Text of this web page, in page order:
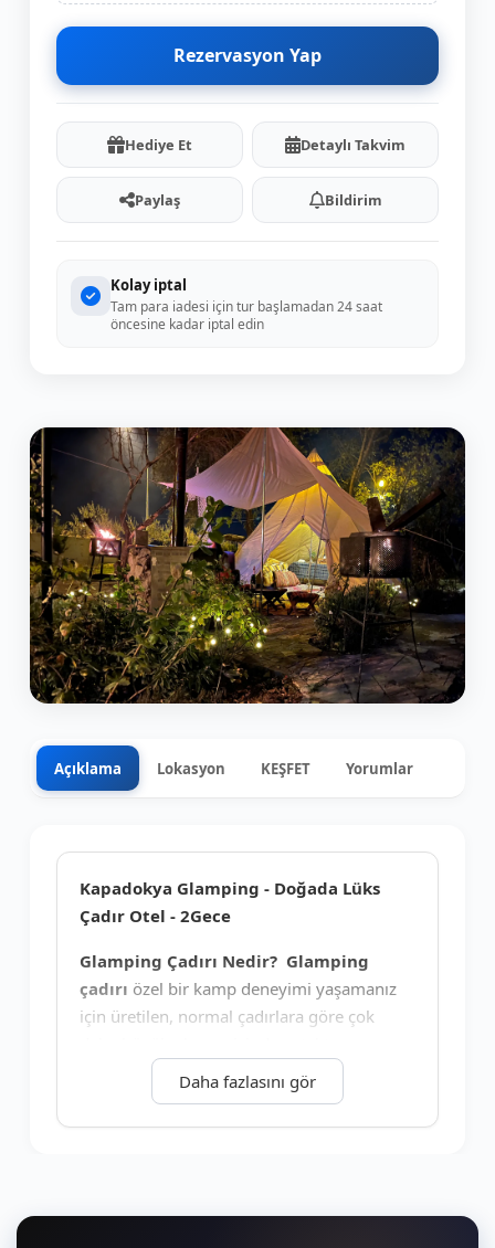
+8
Açıklama Lokasyon KEŞFET Yorumlar
Kapadokya Glamping - Doğada Lüks
Çadır Otel - 2Gece
Glamping Çadırı Nedir? Glamping
çadırı özel bir kamp deneyimi yaşamanız
için üretilen, normal çadırlara göre çok
lavaboya, rahat oturma ünitelerine kadar
pek çok konforu barındıran özel kamp
çadırlarıdır.
Daha fazlasını gör
Rezervasyon Yap
Hediye Et Detaylı Takvim
Paylaş Bildirim
Kolay iptal
Tam para iadesi için tur başlamadan 24 saat
öncesine kadar iptal edin